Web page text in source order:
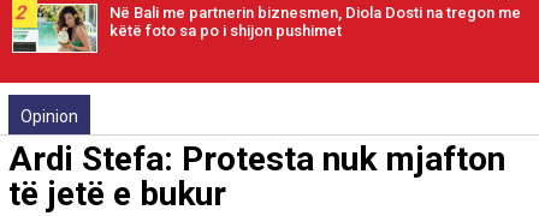
2
Në Bali me partnerin biznesmen, Diola Dosti na tregon me
këtë foto sa po i shijon pushimet
Opinion
Ardi Stefa: Protesta nuk mjafton
të jetë e bukur